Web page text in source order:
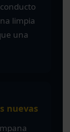
limpia
una
nuevas